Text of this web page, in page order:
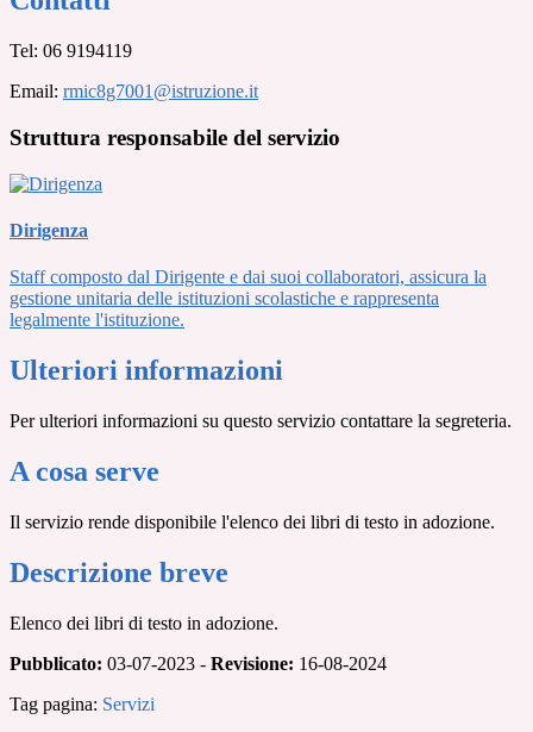
Tel: 06 9194119
Email: rmic8g7001@istruzione.it
Struttura responsabile del servizio
Dirigenza
Staff composto dal Dirigente e dai suoi collaboratori, assicura la
gestione unitaria delle istituzioni scolastiche e rappresenta
legalmente l'istituzione.
Ulteriori informazioni
Per ulteriori informazioni su questo servizio contattare la segreteria.
A cosa serve
Il servizio rende disponibile l'elenco dei libri di testo in adozione.
Descrizione breve
Elenco dei libri di testo in adozione.
Pubblicato: 03-07-2023 - Revisione: 16-08-2024
Tag pagina: Servizi